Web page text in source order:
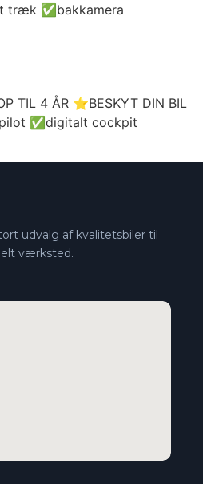
træk ✅bakkamera
TIL 4 ÅR ⭐BESKYT DIN BIL
✅digitalt cockpit
udvalg af kvalitetsbiler til
værksted.